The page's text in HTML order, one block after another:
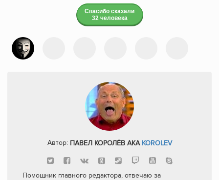
Спасибо сказали
32 человека
Автор: ПАВЕЛ КОРОЛЁВ AKA KOROLEV
Помощник главного редактора, отвечаю за